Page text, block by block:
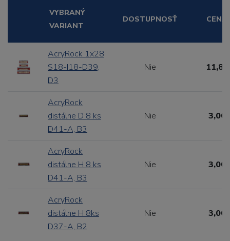
VYBRANÝ
VARIANT
DOSTUPNOSŤ CENA
AcryRock 1x28
S18-I18-D39,
D3
Nie
AcryRock
distálne D 8 ks
D41-A, B3
Nie 3,00
AcryRock
distálne H 8 ks
D41-A, B3
Nie 3,00
AcryRock
distálne H 8ks
D37-A, B2
Nie 3,00